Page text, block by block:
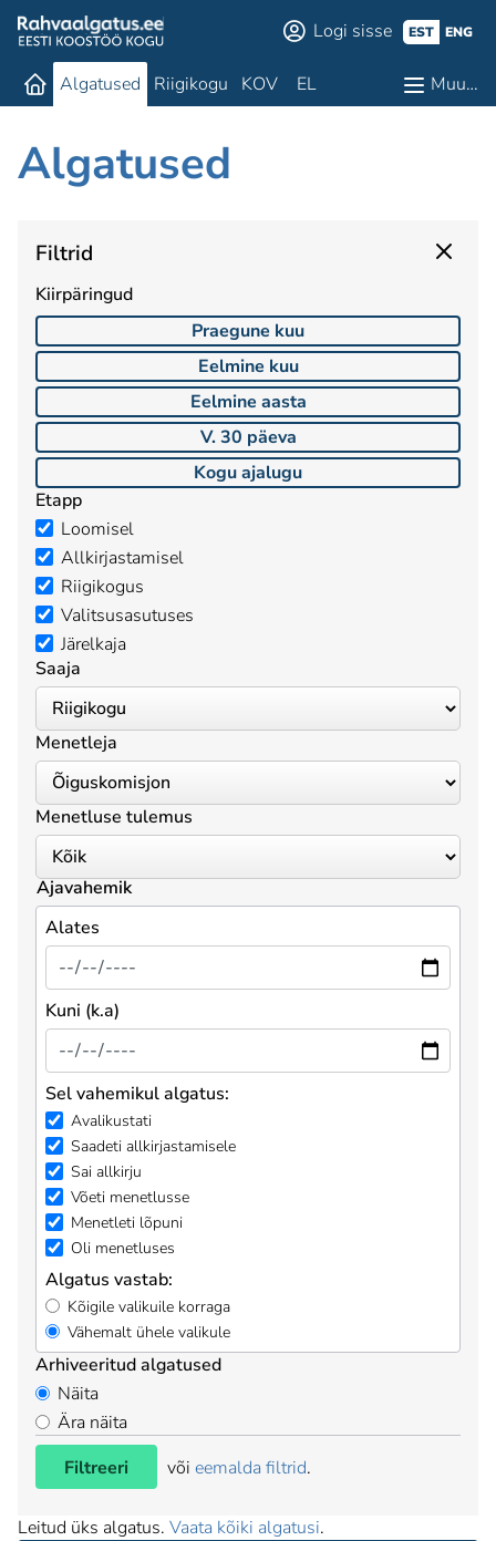
Logi sisse EST ENG
Algatused Riigikogu KOV EL Muu…
Algatused
Filtrid
Kiirpäringud
Praegune kuu
Eelmine kuu
Eelmine aasta
V. 30 päeva
Kogu ajalugu
Etapp
Loomisel
Allkirjastamisel
Riigikogus
Valitsusasutuses
Järelkaja
Saaja
Menetleja
Menetluse tulemus
Ajavahemik
Alates
Kuni (k.a)
Sel vahemikul algatus:
Avalikustati
Saadeti allkirjastamisele
Sai allkirju
Võeti menetlusse
Menetleti lõpuni
Oli menetluses
Algatus vastab:
Kõigile valikuile korraga
Vähemalt ühele valikule
Arhiveeritud algatused
Näita
Ära näita
Filtreeri
või eemalda filtrid.
Leitud üks algatus. Vaata kõiki algatusi.